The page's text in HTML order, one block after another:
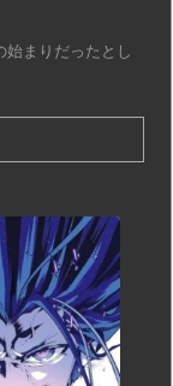
まりだったとし